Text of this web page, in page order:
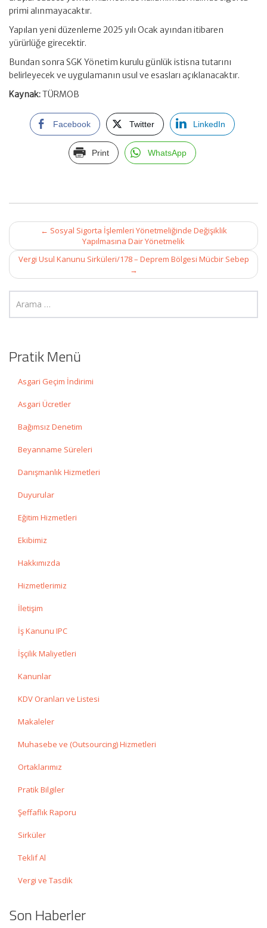
primi alınmayacaktır.
Yapılan yeni düzenleme 2025 yılı Ocak ayından itibaren
yürürlüğe girecektir.
Bundan sonra SGK Yönetim kurulu günlük istisna tutarını
belirleyecek ve uygulamanın usul ve esasları açıklanacaktır.
Kaynak:TÜRMOB
Facebook Twitter LinkedIn
Print WhatsApp
Post
navigation
← Sosyal Sigorta İşlemleri Yönetmeliğinde Değişiklik
Yapılmasına Dair Yönetmelik
Vergi Usul Kanunu Sirküleri/178 – Deprem Bölgesi Mücbir Sebep
→
Pratik Menü
Asgari Geçim İndirimi
Asgari Ücretler
Bağımsız Denetim
Beyanname Süreleri
Danışmanlık Hizmetleri
Duyurular
Eğitim Hizmetleri
Ekibimiz
Hakkımızda
Hizmetlerimiz
İletişim
İş Kanunu IPC
İşçilik Maliyetleri
Kanunlar
KDV Oranları ve Listesi
Makaleler
Muhasebe ve (Outsourcing) Hizmetleri
Ortaklarımız
Pratik Bilgiler
Şeffaflık Raporu
Sirküler
Teklif Al
Vergi ve Tasdik
Son Haberler